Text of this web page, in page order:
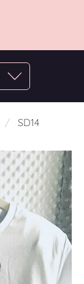
SD14